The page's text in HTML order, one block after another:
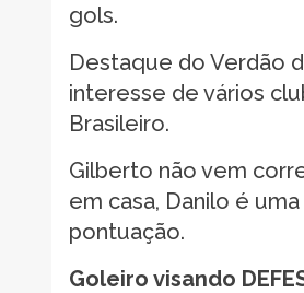
gols.
Destaque do Verdão
interesse de vários
Brasileiro.
Gilberto não vem
em casa, Danilo é
pontuação.
Goleiro visando